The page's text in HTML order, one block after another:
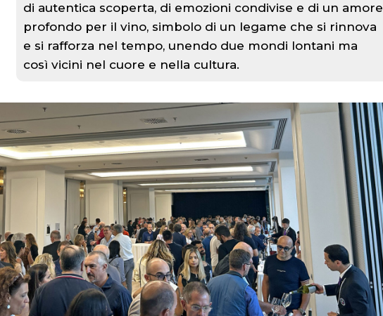
di autentica scoperta, di emozioni condivise e di un amore
profondo per il vino, simbolo di un legame che si rinnova
e si rafforza nel tempo, unendo due mondi lontani ma
così vicini nel cuore e nella cultura.